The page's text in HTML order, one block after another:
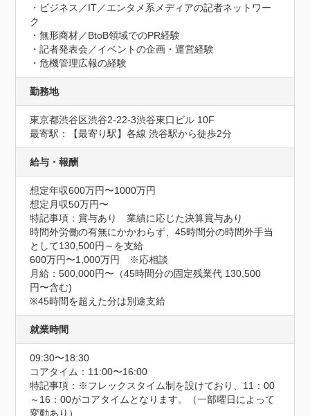
・ビジネス／IT／エンタメ系メディアの記者ネットワー
ク
・無形商材／BtoB領域でのPR経験
・記者発表会／イベントの企画・運営経験
・危機管理広報の経験
勤務地
東京都渋谷区渋谷2-22-3渋谷東口ビル 10F
最寄駅：【最寄り駅】各線 渋谷駅から徒歩2分
給与・報酬
想定年収600万円〜1000万円
想定月収50万円〜
特記事項：賞与あり　業績に応じた決算賞与あり
時間外労働の有無にかかわらず、45時間分の時間外手当
として130,500円～を支給
600万円〜1,000万円　※応相談
月給：500,000円〜（45時間分の固定残業代 130,500
円〜含む)
※45時間を超えた分は別途支給
就業時間
09:30〜18:30
コアタイム：11:00〜16:00
特記事項：※フレックスタイム制を設けており、11：00
～16：00がコアタイムとなります。（一部曜日によって
変動あり）